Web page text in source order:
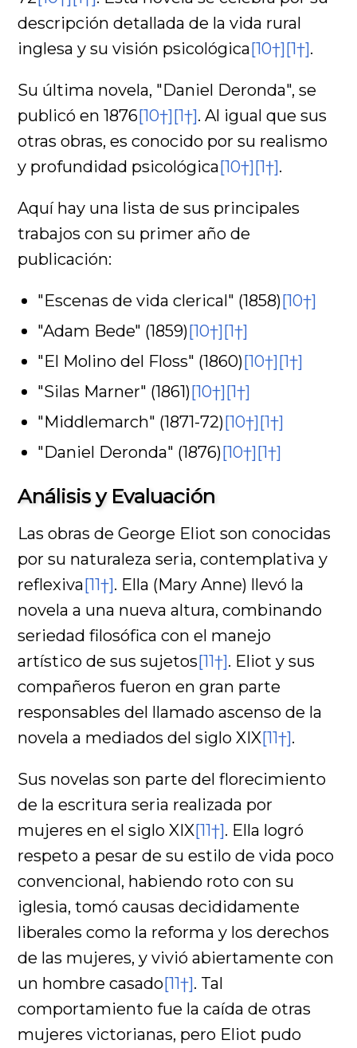
descripción detallada de la vida rural
inglesa y su visión psicológica[10†][1†].
Su última novela, "Daniel Deronda", se
publicó en 1876[10†][1†]. Al igual que sus
otras obras, es conocido por su realismo
y profundidad psicológica[10†][1†].
Aquí hay una lista de sus principales
trabajos con su primer año de
publicación:
"Escenas de vida clerical" (1858)[10†]
"Adam Bede" (1859)[10†][1†]
"El Molino del Floss" (1860)[10†][1†]
"Silas Marner" (1861)[10†][1†]
"Middlemarch" (1871-72)[10†][1†]
"Daniel Deronda" (1876)[10†][1†]
Análisis y Evaluación
Las obras de George Eliot son conocidas
por su naturaleza seria, contemplativa y
reflexiva[11†]. Ella (Mary Anne) llevó la
novela a una nueva altura, combinando
seriedad filosófica con el manejo
artístico de sus sujetos[11†]. Eliot y sus
compañeros fueron en gran parte
responsables del llamado ascenso de la
novela a mediados del siglo XIX[11†].
Sus novelas son parte del florecimiento
de la escritura seria realizada por
mujeres en el siglo XIX[11†]. Ella logró
respeto a pesar de su estilo de vida poco
convencional, habiendo roto con su
iglesia, tomó causas decididamente
liberales como la reforma y los derechos
de las mujeres, y vivió abiertamente con
un hombre casado[11†]. Tal
comportamiento fue la caída de otras
mujeres victorianas, pero Eliot pudo